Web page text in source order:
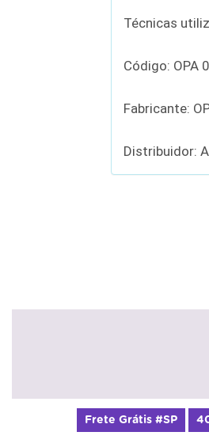
Técnicas
Código: OPA
Fabricante:
Distribuidor:
40%OFF